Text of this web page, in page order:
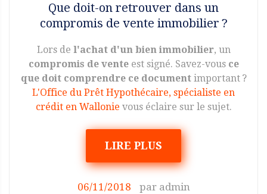
Que doit-on retrouver dans un
compromis de vente immobilier ?
Lors de l'achat d'un bien immobilier, un
compromis de venteest signé. Savez-vous ce
que doit comprendre ce documentimportant ?
L'Office du Prêt Hypothécaire, spécialiste en
crédit en Wallonie vous éclaire sur le sujet.
LIRE PLUS
06/11/2018 par admin